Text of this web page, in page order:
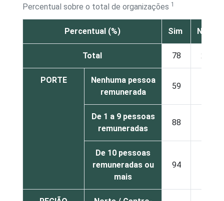
Percentual sobre o total de organizações 1
Percentual (%) Sim Não
Total 78 22
PORTE
Nenhuma pessoa
remunerada
59
De 1 a 9 pessoas
remuneradas
88
De 10 pessoas
remuneradas ou
mais
94